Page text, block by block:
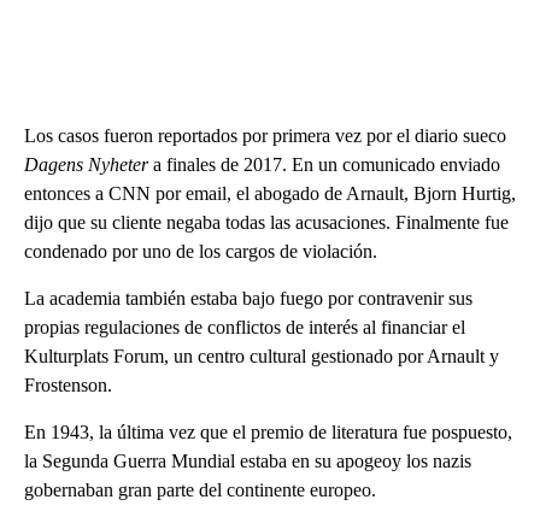
Los casos fueron reportados por primera vez por el diario sueco
Dagens Nyhetera finales de 2017. En un comunicado enviado
entonces a CNN por email, el abogado de Arnault, Bjorn Hurtig,
dijo que su cliente negaba todas las acusaciones. Finalmente fue
condenado por uno de los cargos de violación.
La academia también estaba bajo fuego por contravenir sus
propias regulaciones de conflictos de interés al financiar el
Kulturplats Forum, un centro cultural gestionado por Arnault y
Frostenson.
En 1943, la última vez que el premio de literatura fue pospuesto,
la Segunda Guerra Mundial estaba en su apogeoy los nazis
gobernaban gran parte del continente europeo.